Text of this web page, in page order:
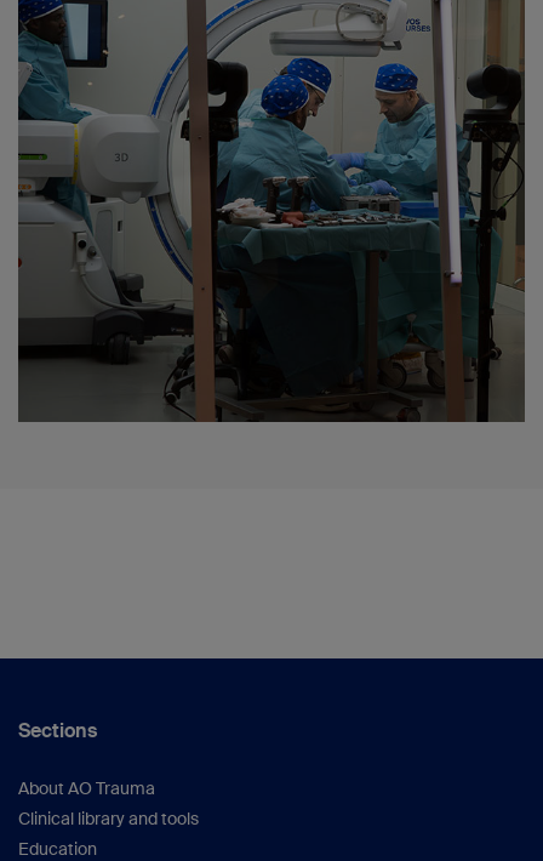
Sections
About AO Trauma
Clinical library and tools
Education